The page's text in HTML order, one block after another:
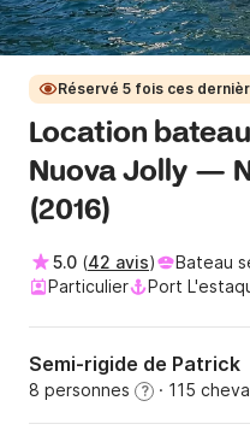
Réservé 5 fois ces
Location
Nuova Jolly —
(2016)
5.0 (42 avis)
Bateau
Particulier
Port
Semi-rigide de Patrick
8 personnes ? · 115